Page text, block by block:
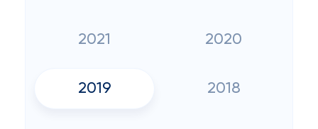
2021 2020
2019 2018